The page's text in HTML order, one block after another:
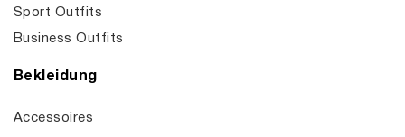
Sport Outfits
Business Outfits
Bekleidung
Accessoires